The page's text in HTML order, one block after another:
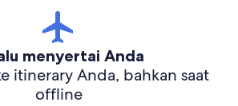
menyertai Anda
itinerary Anda, bahkan saat
offline